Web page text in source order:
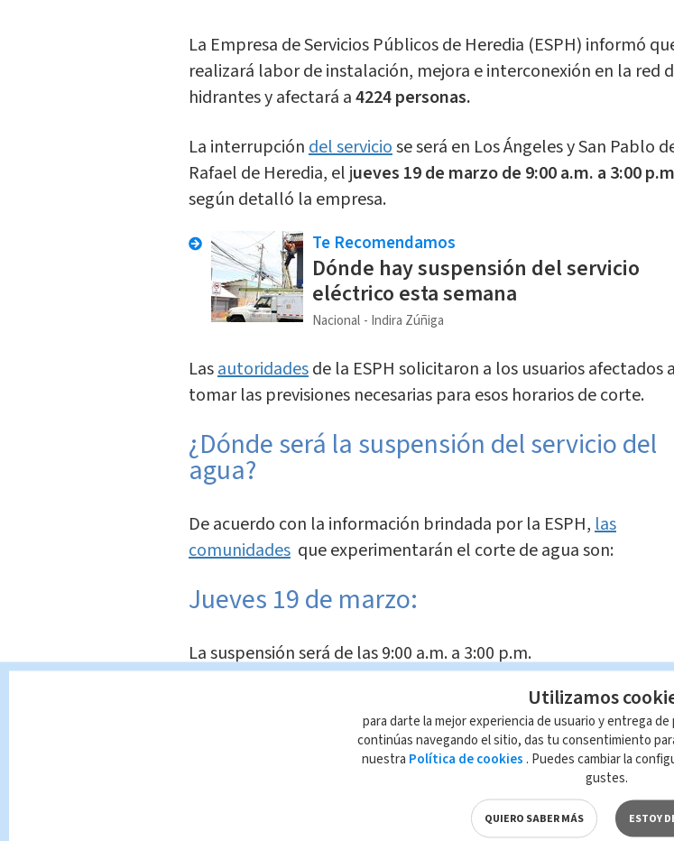
La Empresa de Servicios Públicos de Heredia (ESPH) informó
realizará labor de instalación, mejora e interconexión en la red
hidrantes y afectará a4224 personas.
La interrupcióndel serviciose será en Los Ángeles y San Pablo
Rafael de Heredia, el jueves 19 de marzo de 9:00 a.m. a 3:00
según detalló la empresa.
Te Recomendamos
Dónde hay suspensión del servicio
eléctrico esta semana
Nacional Indira Zúñiga
Lasautoridadesde la ESPH solicitaron a los usuarios afectados a
tomar las previsiones necesarias para esos horarios de corte.
¿Dónde será la suspensión del servicio del
agua?
De acuerdo con la información brindada por la ESPH,las
comunidades que experimentarán el corte de agua son:
Jueves 19 de marzo:
La suspensión será de las 9:00 a.m. a 3:00 p.m.
Residencial El Tirol
Utilizamos
para darte la mejor experiencia de usuario y entrega
continúas navegando el sitio, das tu consentimiento
nuestra Política de cookies . Puedes cambiar la
gustes.
QUIERO SABER MÁS ESTOY